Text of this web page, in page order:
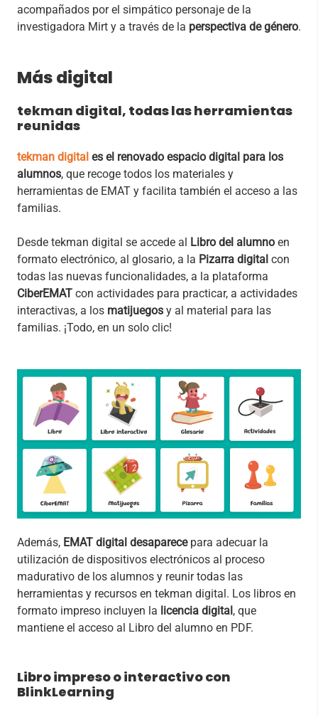
acompañados por el simpático personaje de la
investigadora Mirt y a través de la perspectiva de género.
Más digital
tekman digital, todas las herramientas
reunidas
tekman digital es el renovado espacio digital para los
alumnos, que recoge todos los materiales y
herramientas de EMAT y facilita también el acceso a las
familias.
Desde tekman digital se accede al Libro del alumno en
formato electrónico, al glosario, a la Pizarra digital con
todas las nuevas funcionalidades, a la plataforma
CiberEMAT con actividades para practicar, a actividades
interactivas, a los matijuegos y al material para las
familias. ¡Todo, en un solo clic!
Además, EMAT digital desaparecepara adecuar la
utilización de dispositivos electrónicos al proceso
madurativo de los alumnos y reunir todas las
herramientas y recursos en tekman digital. Los libros en
formato impreso incluyen la licencia digital, que
mantiene el acceso al Libro del alumno en PDF.
Libro impreso o interactivo con
BlinkLearning